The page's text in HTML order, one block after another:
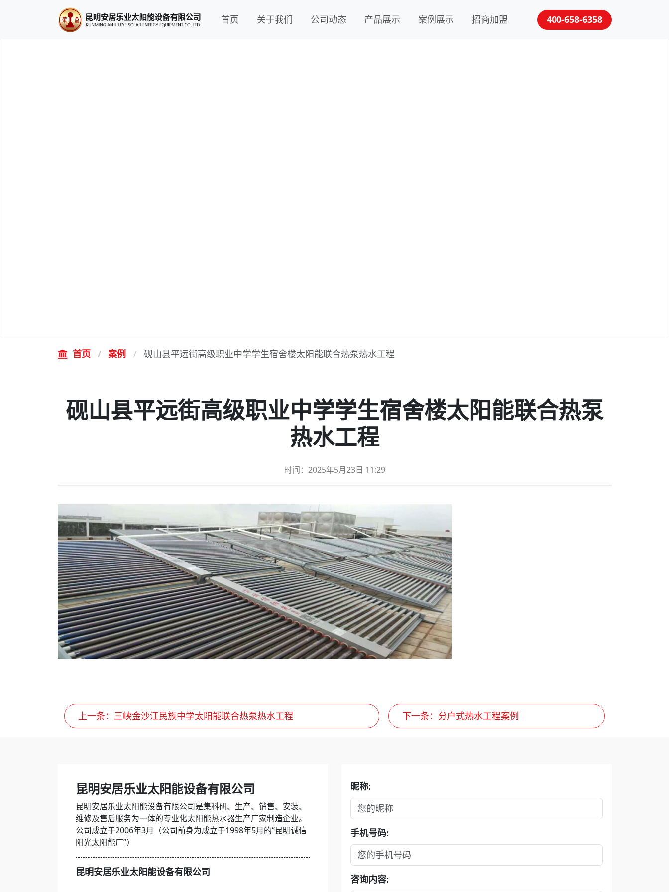
首页 关于我们 公司动态 产品展示 案例展示 招商加盟 400-658-6358
首页 案例 砚山县平远街高级职业中学学生宿舍楼太阳能联合热泵热水工程
砚山县平远街高级职业中学学生宿舍楼太阳能联合热泵
热水工程
时间：2025年5月23日 11:29
上一条：三峡金沙江民族中学太阳能联合热泵热水工程 下一条：分户式热水工程案例
昆明安居乐业太阳能设备有限公司
昆明安居乐业太阳能设备有限公司是集科研、生产、销售、安装、
维修及售后服务为一体的专业化太阳能热水器生产厂家制造企业。
公司成立于2006年3月（公司前身为成立于1998年5月的“昆明诚信
阳光太阳能厂”）
昆明安居乐业太阳能设备有限公司
昵称:
手机号码:
咨询内容: